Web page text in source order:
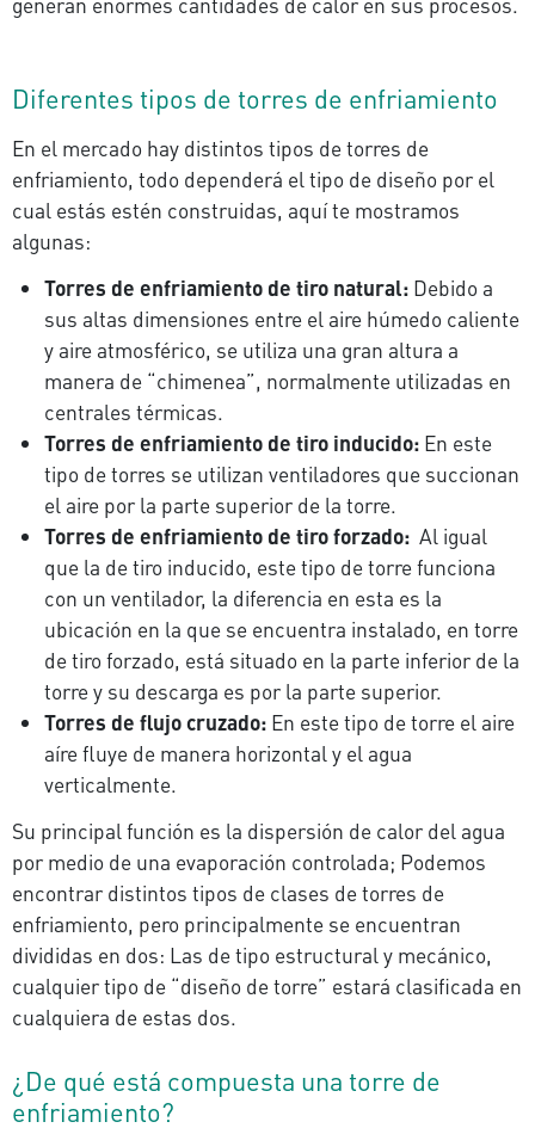
Diferentes tipos de torres de enfriamiento
En el mercado hay distintos tipos de torres de
enfriamiento, todo dependerá el tipo de diseño por el
cual estás estén construidas, aquí te mostramos
algunas:
Torres de enfriamiento de tiro natural:Debido a
sus altas dimensiones entre el aire húmedo caliente
y aire atmosférico, se utiliza una gran altura a
manera de “chimenea”, normalmente utilizadas en
centrales térmicas.
Torres de enfriamiento de tiro inducido:En este
tipo de torres se utilizan ventiladores que succionan
el aire por la parte superior de la torre.
Torres de enfriamiento de tiro forzado:Al igual
que la de tiro inducido, este tipo de torre funciona
con un ventilador, la diferencia en esta es la
ubicación en la que se encuentra instalado, en torre
de tiro forzado, está situado en la parte inferior de la
torre y su descarga es por la parte superior.
Torres de flujo cruzado:En este tipo de torre el aire
aíre fluye de manera horizontal y el agua
verticalmente.
Su principal función es la dispersión de calor del agua
por medio de una evaporación controlada; Podemos
encontrar distintos tipos de clases de torres de
enfriamiento, pero principalmente se encuentran
divididas en dos: Las de tipo estructural y mecánico,
cualquier tipo de “diseño de torre” estará clasificada en
cualquiera de estas dos.
¿De qué está compuesta una torre de
enfriamiento?